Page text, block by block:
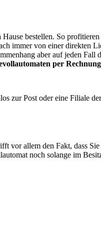
bestellen. So
immer von einer direkten
aber auf jeden Fall
per Rechnung
zur Post oder eine Filiale
vor allem den Fakt, dass
noch solange im